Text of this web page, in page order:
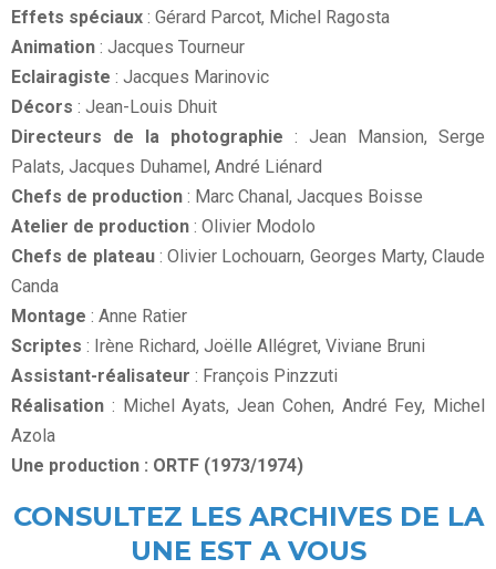
Effets spéciaux : Gérard Parcot, Michel Ragosta
Animation : Jacques Tourneur
Eclairagiste : Jacques Marinovic
Décors : Jean-Louis Dhuit
Directeurs de la photographie : Jean Mansion, Serge
Palats, Jacques Duhamel, André Liénard
Chefs de production : Marc Chanal, Jacques Boisse
Atelier de production : Olivier Modolo
Chefs de plateau: Olivier Lochouarn, Georges Marty, Claude
Canda
Montage : Anne Ratier
Scriptes : Irène Richard, Joëlle Allégret, Viviane Bruni
Assistant-réalisateur : François Pinzzuti
Réalisation : Michel Ayats, Jean Cohen, André Fey, Michel
Azola
Une production : ORTF (1973/1974)
CONSULTEZ LES ARCHIVES DE LA
UNE EST A VOUS